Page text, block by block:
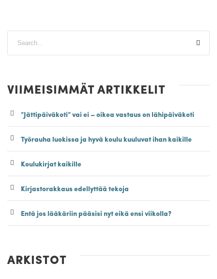
VIIMEISIMMÄT ARTIKKELIT
”Jättipäiväkoti” vai ei – oikea vastaus on lähipäiväkoti
Työrauha luokissa ja hyvä koulu kuuluvat ihan kaikille
Koulukirjat kaikille
Kirjastorakkaus edellyttää tekoja
Entä jos lääkäriin pääsisi nyt eikä ensi viikolla?
ARKISTOT